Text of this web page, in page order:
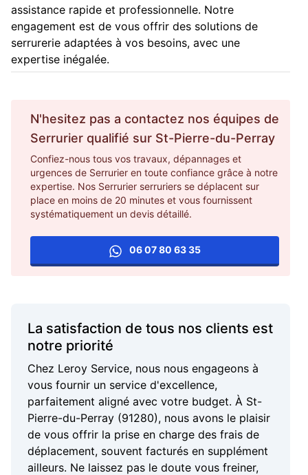
assistance rapide et professionnelle. Notre
engagement est de vous offrir des solutions de
serrurerie adaptées à vos besoins, avec une
expertise inégalée.
N'hesitez pas a contactez nos équipes de
Serrurier qualifié sur St-Pierre-du-Perray
Confiez-nous tous vos travaux, dépannages et
urgences de Serrurier en toute confiance grâce à notre
expertise. Nos Serrurier serruriers se déplacent sur
place en moins de 20 minutes et vous fournissent
systématiquement un devis détaillé.
06 07 80 63 35
La satisfaction de tous nos clients est
notre priorité
Chez Leroy Service, nous nous engageons à
vous fournir un service d'excellence,
parfaitement aligné avec votre budget. À St-
Pierre-du-Perray (91280), nous avons le plaisir
de vous offrir la prise en charge des frais de
déplacement, souvent facturés en supplément
ailleurs. Ne laissez pas le doute vous freiner,